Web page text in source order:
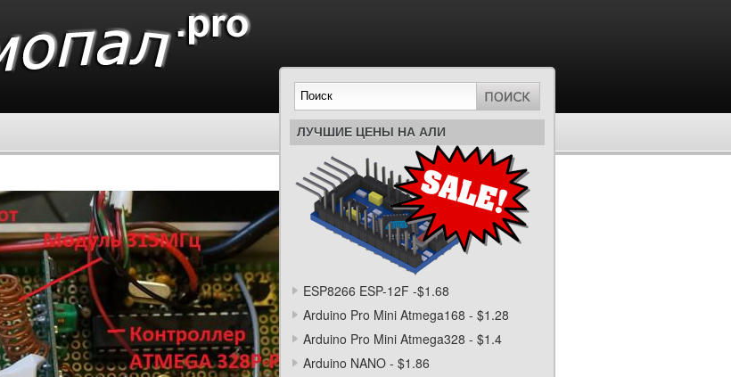
ЛУЧШИЕ ЦЕНЫ НА АЛИ
ESP8266 ESP-12F -$1.68
Arduino Pro Mini Atmega168 - $1.28
Arduino Pro Mini Atmega328 - $1.4
Arduino NANO - $1.86